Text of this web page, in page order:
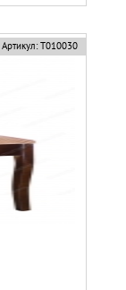
Артикул: Т010030